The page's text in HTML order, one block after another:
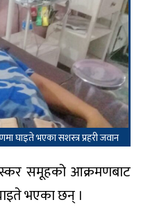
घाइते भएका सशस्त्र प्रहरी जवान
समूहको आक्रमणबाट
भएका छन् ।